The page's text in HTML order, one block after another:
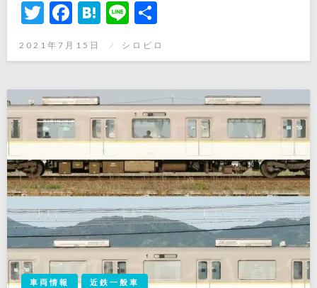
Twitter
Facebook
Hatena
Line
有
投
日:
2021年7月15日 シロピロ
車両情報 近鉄一般車